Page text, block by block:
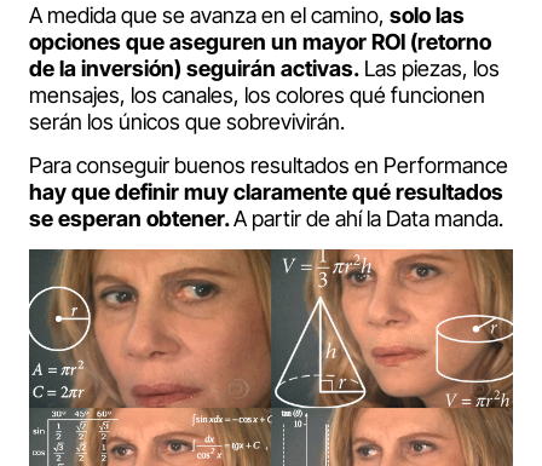
A medida que se avanza en el camino, solo las
opciones que aseguren un mayor ROI (retorno
de la inversión) seguirán activas. Las piezas, los
mensajes, los canales, los colores qué funcionen
serán los únicos que sobrevivirán.
Para conseguir buenos resultados en Performance
hay que definir muy claramente qué resultados
se esperan obtener.A partir de ahí la Data manda.